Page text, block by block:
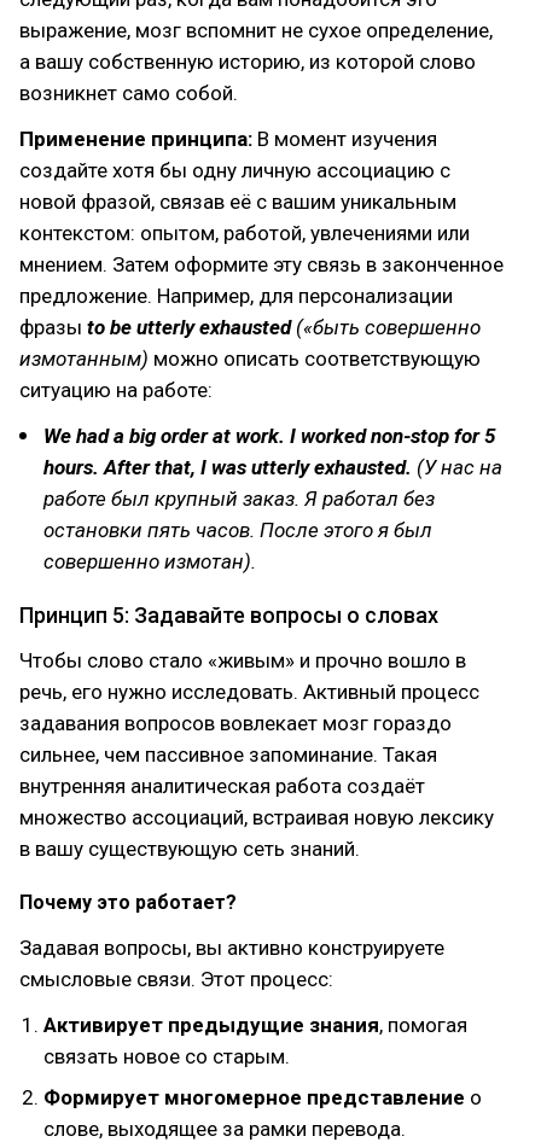
выражение, мозг вспомнит не сухое определение,
а вашу собственную историю, из которой слово
возникнет само собой.
Применение принципа: В момент изучения
создайте хотя бы одну личную ассоциацию с
новой фразой, связав её с вашим уникальным
контекстом: опытом, работой, увлечениями или
мнением. Затем оформите эту связь в законченное
предложение. Например, для персонализации
фразы to be utterly exhausted («быть совершенно
измотанным) можно описать соответствующую
ситуацию на работе:
We had a big order at work. I worked non-stop for 5
hours. After that, I was utterly exhausted. (У нас на
работе был крупный заказ. Я работал без
остановки пять часов. После этого я был
совершенно измотан).
Принцип 5: Задавайте вопросы о словах
Чтобы слово стало «живым» и прочно вошло в
речь, его нужно исследовать. Активный процесс
задавания вопросов вовлекает мозг гораздо
сильнее, чем пассивное запоминание. Такая
внутренняя аналитическая работа создаёт
множество ассоциаций, встраивая новую лексику
в вашу существующую сеть знаний.
Почему это работает?
Задавая вопросы, вы активно конструируете
смысловые связи. Этот процесс:
Активирует предыдущие знания, помогая
связать новое со старым.
Формирует многомерное представление о
слове, выходящее за рамки перевода.